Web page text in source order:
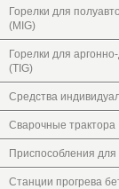
Горелки для
(MIG)
Горелки для
(TIG)
Средства
Сварочные трактора
Приспособления для
Станции прогрева